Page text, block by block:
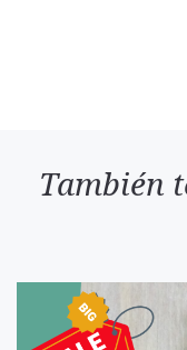
También